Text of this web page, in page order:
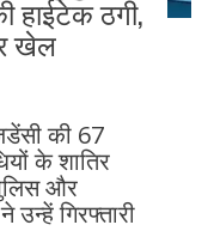
हाईटेक ठगी,
खेल
की 67
के शातिर
और
गिरफ्तारी